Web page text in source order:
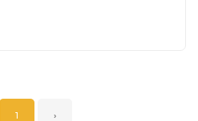
1 ›